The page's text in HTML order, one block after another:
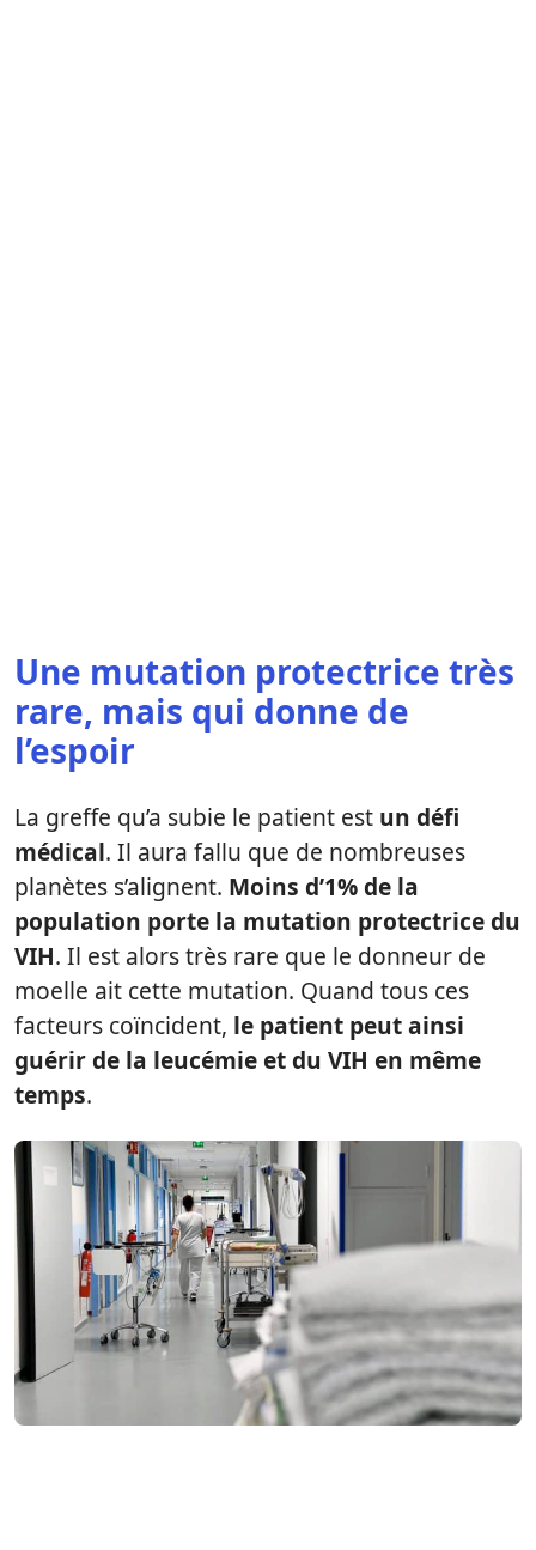
Une mutation protectrice très
rare, mais qui donne de
l’espoir
La greffe qu’a subie le patient est un défi
médical. Il aura fallu que de nombreuses
planètes s’alignent. Moins d’1% de la
population porte la mutation protectrice du
VIH. Il est alors très rare que le donneur de
moelle ait cette mutation. Quand tous ces
facteurs coïncident, le patient peut ainsi
guérir de la leucémie et du VIH en même
temps.